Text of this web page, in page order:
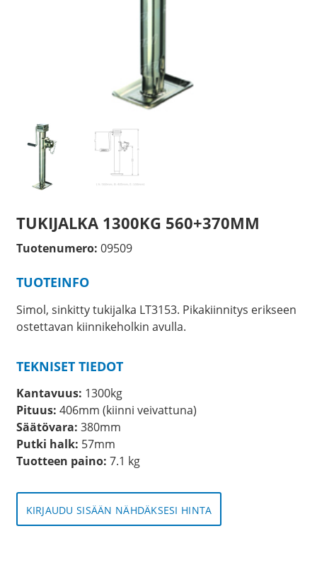
TUKIJALKA 1300KG 560+370MM
Tuotenumero: 09509
TUOTEINFO
Simol, sinkitty tukijalka LT3153. Pikakiinnitys erikseen
ostettavan kiinnikeholkin avulla.
TEKNISET TIEDOT
Kantavuus: 1300kg
Pituus: 406mm (kiinni veivattuna)
Säätövara: 380mm
Putki halk: 57mm
Tuotteen paino: 7.1 kg
KIRJAUDU SISÄÄN NÄHDÄKSESI HINTA